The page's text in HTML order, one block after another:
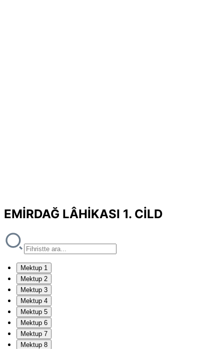
EMİRDAĞ LÂHİKASI 1. CİLD
Mektup 1
Mektup 2
Mektup 3
Mektup 4
Mektup 5
Mektup 6
Mektup 7
Mektup 8